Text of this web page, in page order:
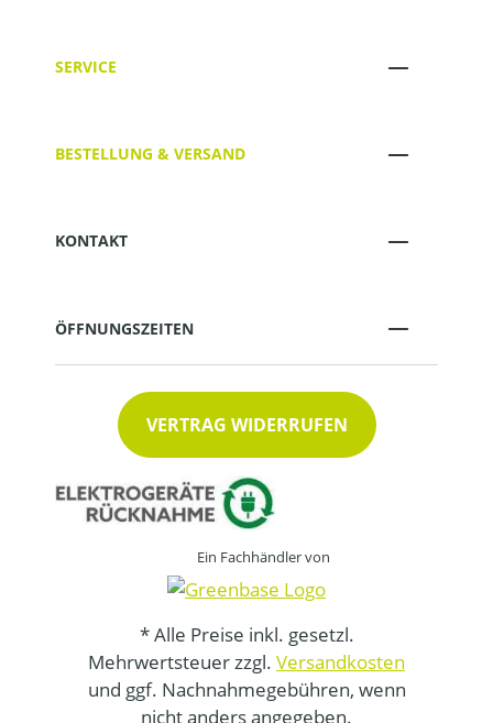
SERVICE
BESTELLUNG & VERSAND
KONTAKT
ÖFFNUNGSZEITEN
VERTRAG WIDERRUFEN
Ein Fachhändler von
* Alle Preise inkl. gesetzl.
Mehrwertsteuer zzgl. Versandkosten
und ggf. Nachnahmegebühren, wenn
nicht anders angegeben.